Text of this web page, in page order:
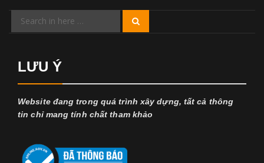
Search
LƯU Ý
Website đang trong quá trình xây dựng, tất cả thông
tin chỉ mang tính chất tham khảo